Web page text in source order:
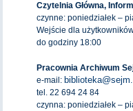
Czytelnia Główna,
czynne: poniedziałek –
Wejście dla
do godziny 18:00
Pracownia Archiwum
e-mail:
tel. 22 694 24 84
czynna: poniedziałek –